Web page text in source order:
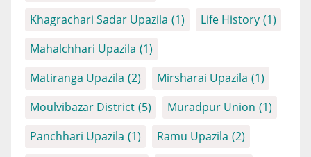
Khagrachari Sadar Upazila (1) Life History (1)
Mahalchhari Upazila (1)
Matiranga Upazila (2) Mirsharai Upazila (1)
Moulvibazar District (5) Muradpur Union (1)
Panchhari Upazila (1) Ramu Upazila (2)